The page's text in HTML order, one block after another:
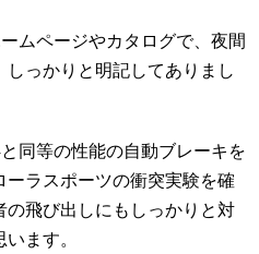
ムページやカタログで、夜間
っかりと明記してありまし
同等の性能の自動ブレーキを
ラスポーツの衝突実験を確
飛び出しにもしっかりと対
ます。